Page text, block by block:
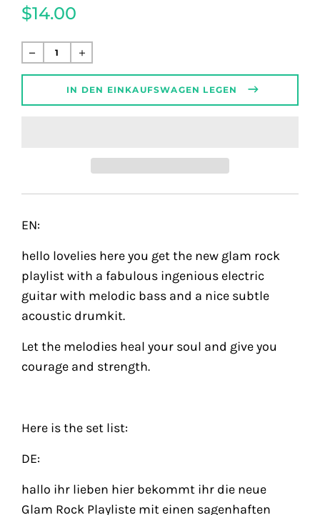
$14.00
Normaler
Preis
IN DEN EINKAUFSWAGEN LEGEN
EN:
hello lovelies here you get the new glam rock
playlist with a fabulous ingenious electric
guitar with melodic bass and a nice subtle
acoustic drumkit.
Let the melodies heal your soul and give you
courage and strength.
Here is the set list:
DE:
hallo ihr lieben hier bekommt ihr die neue
Glam Rock Playliste mit einen sagenhaften